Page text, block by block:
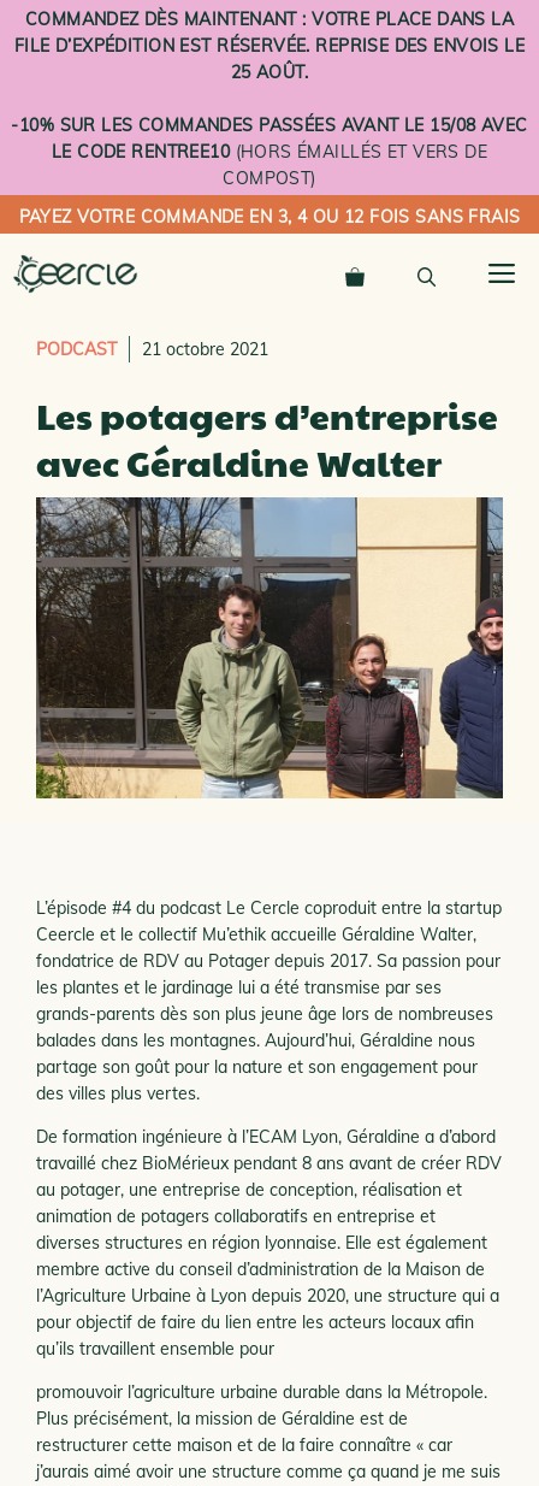
Aller
au
COMMANDEZ DÈS MAINTENANT : VOTRE PLACE DANS LA
FILE D’EXPÉDITION EST RÉSERVÉE. REPRISE DES ENVOIS LE
25 AOÛT.
-10% SUR LES COMMANDES PASSÉES AVANT LE 15/08 AVEC
LE CODE RENTREE10(HORS ÉMAILLÉS ET VERS DE
COMPOST)
PAYEZ VOTRE COMMANDE EN 3, 4 OU 12 FOIS SANS FRAIS
PODCAST 21 octobre 2021
Les potagers d’entreprise
avec Géraldine Walter
L’épisode #4 du podcast Le Cercle coproduit entre la startup
Ceercle et le collectif Mu’ethik accueille Géraldine Walter,
fondatrice de RDV au Potager depuis 2017. Sa passion pour
les plantes et le jardinage lui a été transmise par ses
grands-parents dès son plus jeune âge lors de nombreuses
balades dans les montagnes. Aujourd’hui, Géraldine nous
partage son goût pour la nature et son engagement pour
des villes plus vertes.
De formation ingénieure à l’ECAM Lyon, Géraldine a d’abord
travaillé chez BioMérieux pendant 8 ans avant de créer RDV
au potager, une entreprise de conception, réalisation et
animation de potagers collaboratifs en entreprise et
diverses structures en région lyonnaise. Elle est également
membre active du conseil d’administration de la Maison de
l’Agriculture Urbaine à Lyon depuis 2020, une structure qui a
pour objectif de faire du lien entre les acteurs locaux afin
qu’ils travaillent ensemble pour
promouvoir l’agriculture urbaine durable dans la Métropole.
Plus précisément, la mission de Géraldine est de
restructurer cette maison et de la faire connaître « car
j’aurais aimé avoir une structure comme ça quand je me suis